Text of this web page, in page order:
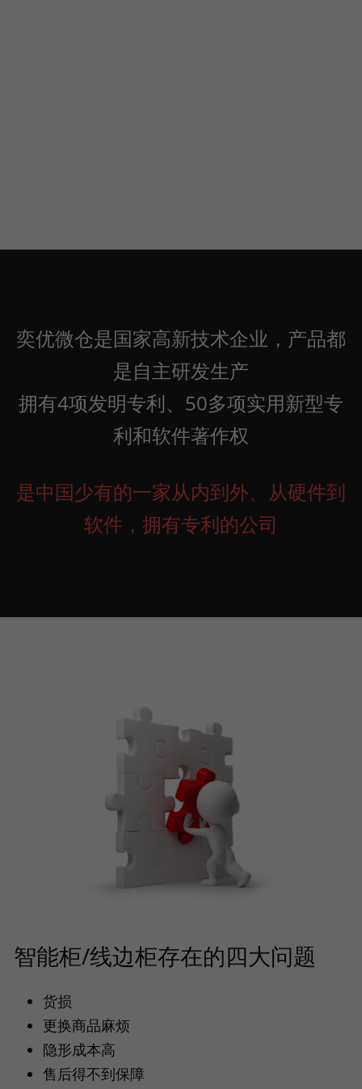
奕优微仓是国家高新技术企业，产品都
是自主研发生产
拥有4项发明专利、50多项实用新型专
利和软件著作权
是中国少有的一家从内到外、从硬件到
软件，拥有专利的公司
智能柜/线边柜存在的四大问题
货损
更换商品麻烦
隐形成本高
售后得不到保障